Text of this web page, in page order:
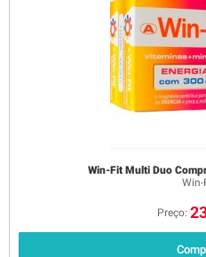
Win-Fit Multi Duo
Win-
Preço: